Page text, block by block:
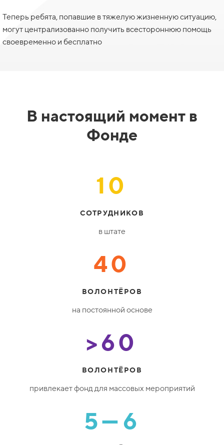
Теперь ребята, попавшие в тяжелую жизненную ситуацию,
могут централизованно получить всестороннюю помощь
своевременно и бесплатно
В настоящий момент в
Фонде
10
СОТРУДНИКОВ
в штате
40
ВОЛОНТЁРОВ
на постоянной основе
>60
ВОЛОНТЁРОВ
привлекает фонд для массовых мероприятий
5—6